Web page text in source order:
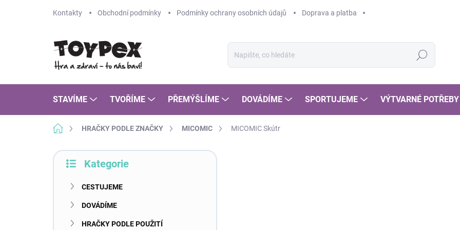
Kontakty Obchodní podmínky Podmínky ochrany osobních údajů Doprava a platba
Hledat
STAVÍME TVOŘÍME PŘEMÝŠLÍME DOVÁDÍME SPORTUJEME VÝTVARNÉ
Domů HRAČKY PODLE ZNAČKY MICOMIC MICOMIC Skútr
P
Kategorie
CESTUJEME
DOVÁDÍME
HRAČKY PODLE POUŽITÍ